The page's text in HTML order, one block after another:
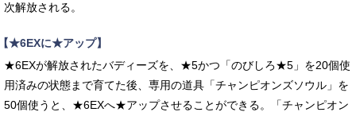
次解放される。
★6EXに★アップ】
★6EXが解放されたバディーズを、★5かつ「のびしろ★5」を20個使
用済みの状態まで育てた後、専用の道具「チャンピオンズソウル」を
50個使うと、★6EXへ★アップさせることができる。「チャンピオン